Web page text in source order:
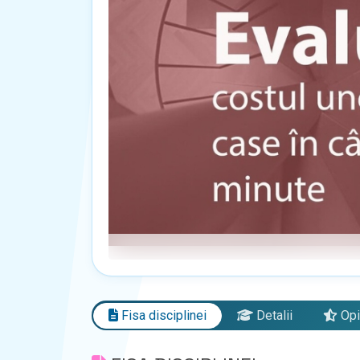
Fisa disciplinei Detalii